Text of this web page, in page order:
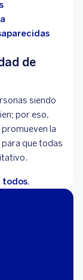
de
siendo
por eso,
la
que todas
todos.